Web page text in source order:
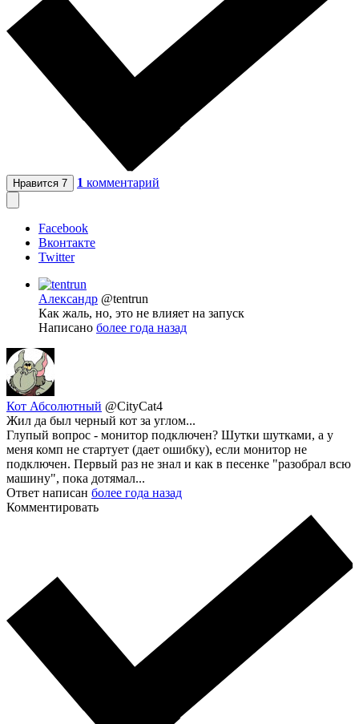
Нравится 7 1 комментарий
Facebook
Вконтакте
Twitter
Александр @tentrun
Как жаль, но, это не влияет на запуск
Написано более года назад
Кот Абсолютный @CityCat4
Жил да был черный кот за углом...
Глупый вопрос - монитор подключен? Шутки шутками, а у
меня комп не стартует (дает ошибку), если монитор не
подключен. Первый раз не знал и как в песенке "разобрал всю
машину", пока дотямал...
Ответ написан более года назад
Комментировать